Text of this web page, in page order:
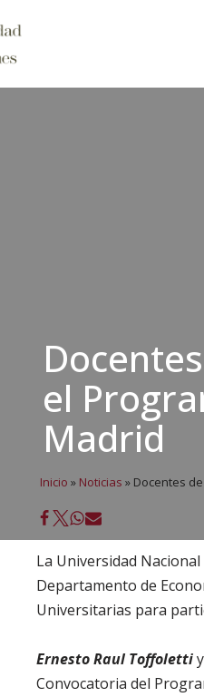
el
Madrid
Inicio » Noticias » Docentes
La Universidad
Departamento de
Universitarias para
Ernesto Raul Toffoletti
Convocatoria del